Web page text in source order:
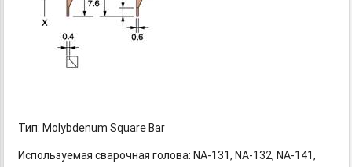
Тип: Molybdenum Square Bar
Используемая сварочнаяголова: NA-131, NA-132, NA-141,